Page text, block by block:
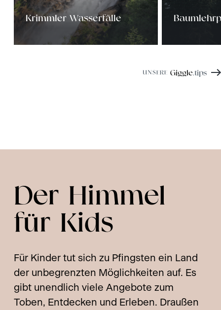
Krimmler Wasserfälle
UNSERE Giggle.tips
Der Himmel
für Kids
Für Kinder tut sich zu Pfingsten ein Land
der unbegrenzten Möglichkeiten auf. Es
gibt unendlich viele Angebote zum
Toben, Entdecken und Erleben. Draußen